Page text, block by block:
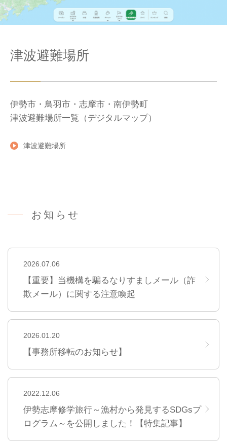
津波避難場所
伊勢市・鳥羽市・志摩市・南伊勢町
津波避難場所一覧（デジタルマップ）
津波避難場所
お知らせ
2026.07.06
【重要】当機構を騙るなりすましメール（詐
欺メール）に関する注意喚起
2026.01.20
【事務所移転のお知らせ】
2022.12.06
伊勢志摩修学旅行～漁村から発見するSDGsプ
ログラム～を公開しました！【特集記事】